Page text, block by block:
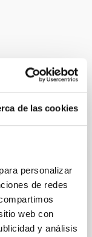
de las cookies
personalizar
de redes
web con
y análisis
para
de la
es